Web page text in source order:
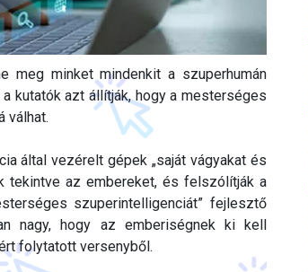
meg minket mindenkit a szuperhumán
kutatók azt állítják, hogy a mesterséges
válhat.
által vezérelt gépek „saját vágyakat és
tekintve az embereket, és felszólítják a
szuperintelligenciát” fejlesztő
nagy, hogy az emberiségnek ki kell
folytatott versenyből.